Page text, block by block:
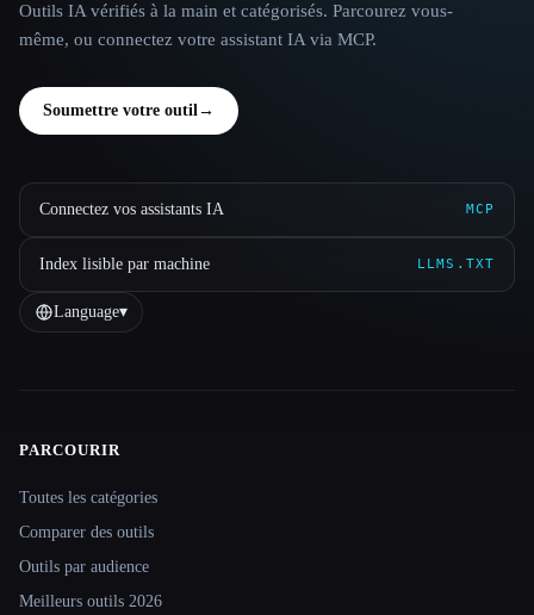
Outils IA vérifiés à la main et catégorisés. Parcourez vous-
même, ou connectez votre assistant IA via MCP.
Soumettre votre outil→
Connectez vos assistants IA MCP
Index lisible par machine LLMS.TXT
Language▾
Site navigation
PARCOURIR
Toutes les catégories
Comparer des outils
Outils par audience
Meilleurs outils 2026